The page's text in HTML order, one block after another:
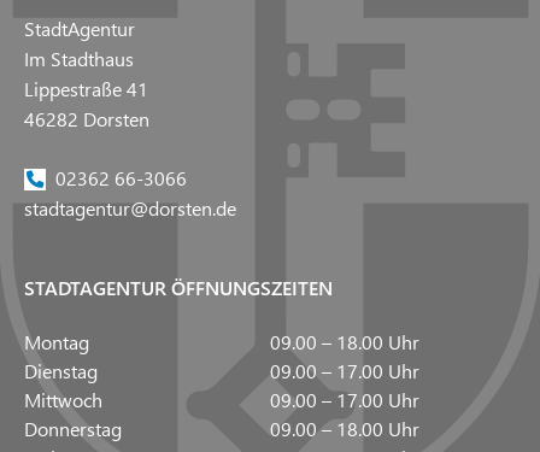
StadtAgentur
Im Stadthaus
Lippestraße 41
46282 Dorsten
02362 66-3066
stadtagentur@dorsten.de
STADTAGENTUR ÖFFNUNGSZEITEN
Montag
09.00 – 18.00 Uhr
Dienstag
09.00 – 17.00 Uhr
Mittwoch
09.00 – 17.00 Uhr
Donnerstag
09.00 – 18.00 Uhr